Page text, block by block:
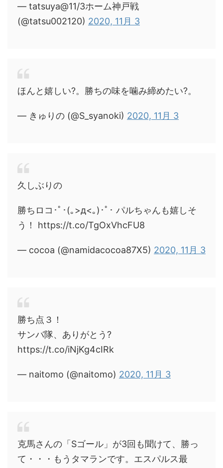
— tatsuya@11/3ホーム神戸戦
(@tatsu002120) 2020, 11月 3
ほんと嬉しい?。勝ちの味を噛み締めたい?。
— きゅりの (@S_syanoki) 2020, 11月 3
久しぶりの
勝ちロコ･ﾟ･(｡>д<｡)･ﾟ･ パルちゃんも嬉しそ
う！ https://t.co/TgOxVhcFU8
— cocoa (@namidacocoa87X5) 2020, 11月 3
勝ち点３！
サンバ隊、ありがとう?
https://t.co/iNjKg4cIRk
— naitomo (@naitomo) 2020, 11月 3
克馬さんの「Sゴール」が3回も聞けて、勝っ
て・・・もうタマランです。エスパルス最